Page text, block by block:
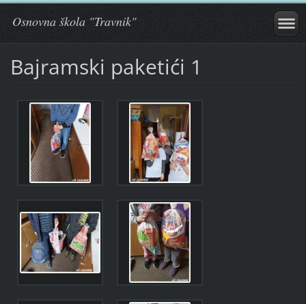
Osnovna škola "Travnik"
Bajramski paketići 1